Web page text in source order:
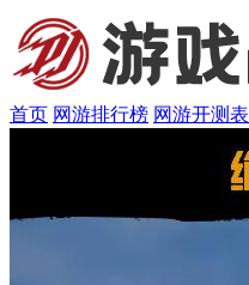
首页 网游排行榜 网游开测表